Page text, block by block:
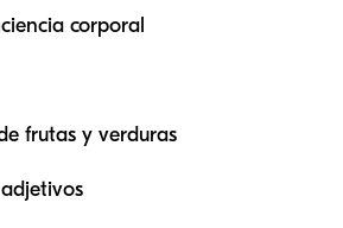
corporal
frutas y verduras